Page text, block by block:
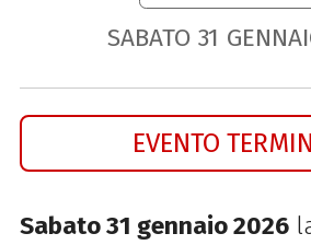
SABATO 31
EVENTO
Sabato 31 gennaio 2026